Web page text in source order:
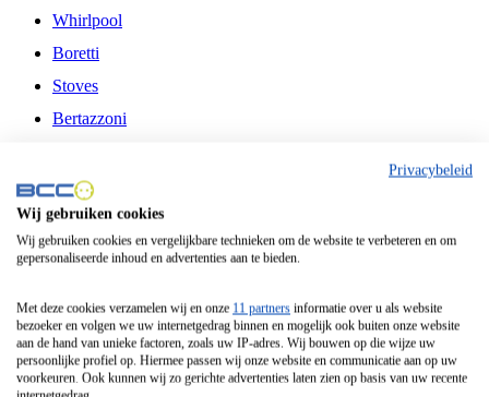
Whirlpool
Boretti
Stoves
Bertazzoni
Fitelli
Airfryer
Frituurpan
Contactgrill
Broodbakmachine
Broodrooster
Privacybeleid
Wij gebruiken cookies
Wij gebruiken cookies en vergelijkbare technieken om de website te verbeteren en om
gepersonaliseerde inhoud en advertenties aan te bieden.
Met deze cookies verzamelen wij en onze 11 partners informatie over u als website
bezoeker en volgen we uw internetgedrag binnen en mogelijk ook buiten onze website
aan de hand van unieke factoren, zoals uw IP-adres. Wij bouwen op die wijze uw
persoonlijke profiel op. Hiermee passen wij onze website en communicatie aan op uw
voorkeuren. Ook kunnen wij zo gerichte advertenties laten zien op basis van uw recente